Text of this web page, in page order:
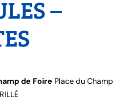
–
de Foire Place du Champ